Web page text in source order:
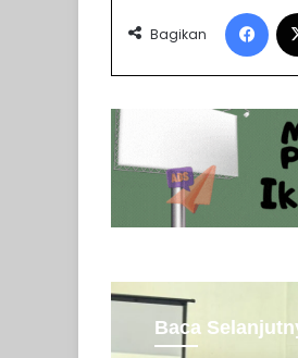
Bagikan
Baca